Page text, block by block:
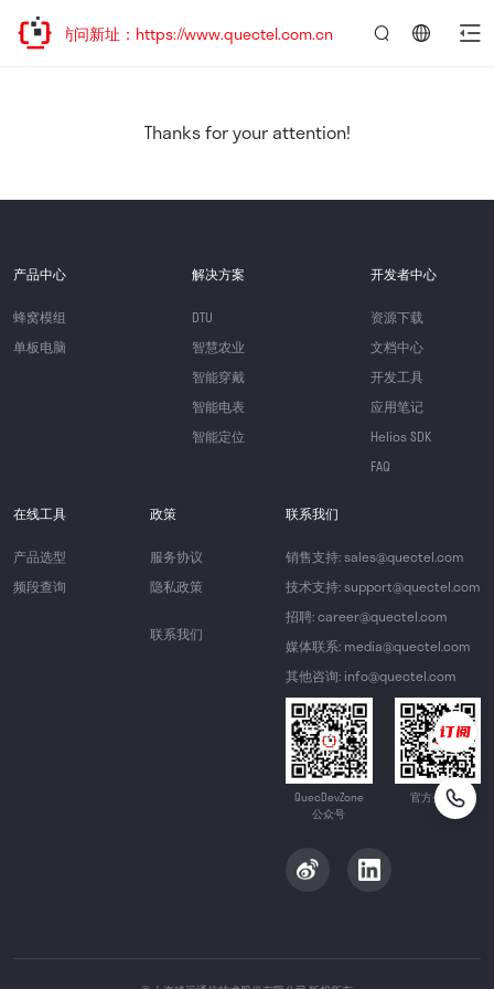
，欢迎访问新址：https://www.quectel.com.cn
Thanks for your attention!
产品中心
蜂窝模组
单板电脑
解决方案
DTU
智慧农业
智能穿戴
智能电表
智能定位
开发者中心
资源下载
文档中心
开发工具
应用笔记
Helios SDK
FAQ
在线工具
产品选型
频段查询
政策
服务协议
隐私政策
联系我们
联系我们
销售支持: sales@quectel.com
技术支持: support@quectel.com
招聘: career@quectel.com
媒体联系: media@quectel.com
其他咨询: info@quectel.com
QuecDevZone
公众号
官方公众号